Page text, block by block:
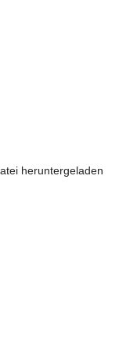
heruntergeladen